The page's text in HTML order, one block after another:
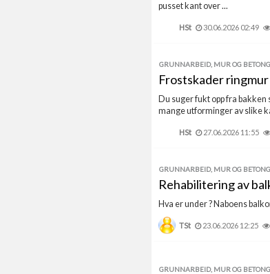
pusset kant over ...
HSt 30.06.2026 02:49
GRUNNARBEID, MUR OG BETONG
Frostskader ringmur
Du suger fukt opp fra
mange utforminger av slike
HSt 27.06.2026 11:55
GRUNNARBEID, MUR OG BETONG
Rehabilitering av
Hva er under ? Naboens
TSt 23.06.2026 12:25
GRUNNARBEID, MUR OG BETONG